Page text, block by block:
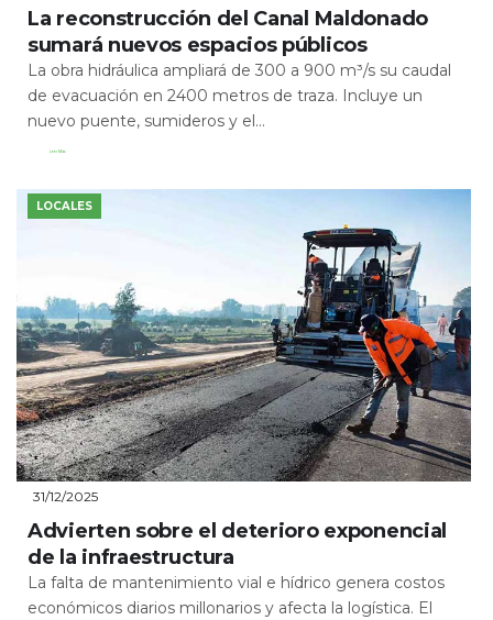
La reconstrucción del Canal Maldonado
sumará nuevos espacios públicos
La obra hidráulica ampliará de 300 a 900 m³/s su caudal
de evacuación en 2400 metros de traza. Incluye un
nuevo puente, sumideros y el...
Leer Más
LOCALES
31/12/2025
Advierten sobre el deterioro exponencial
de la infraestructura
La falta de mantenimiento vial e hídrico genera costos
económicos diarios millonarios y afecta la logística. El